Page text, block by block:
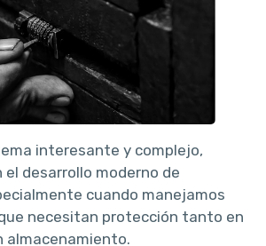
interesante y complejo,
el desarrollo moderno de
cuando manejamos
necesitan protección tanto en
almacenamiento.